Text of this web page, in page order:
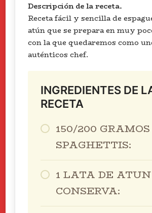
Descripción de la receta.
Receta fácil y sencilla de
atún que se prepara en muy
con la que quedaremos como
auténticos chef.
INGREDIENTES DE
RECETA
150/200
SPAGHETTIS:
1 LATA DE
CONSERVA: